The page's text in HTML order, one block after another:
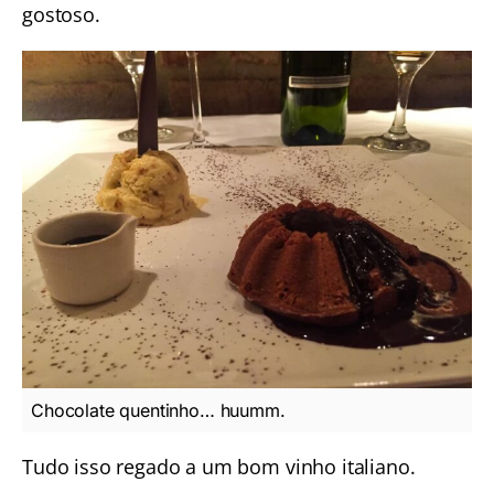
gostoso.
Chocolate quentinho… huumm.
Tudo isso regado a um bom vinho italiano.